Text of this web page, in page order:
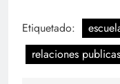
Etiquetado:
relaciones publicas